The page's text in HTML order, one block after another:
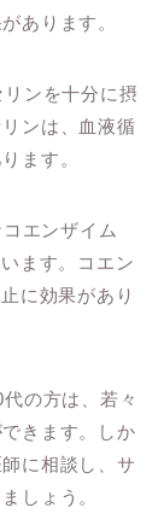
あります。
ンを十分に摂
ンは、血液循
ます。
エンザイム
ます。コエン
に効果があり
の方は、若々
きます。しか
に相談し、サ
しょう。